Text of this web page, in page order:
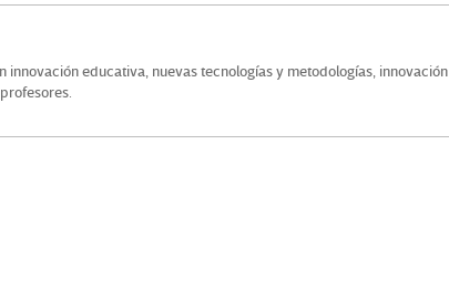
innovación educativa, nuevas tecnologías y metodologías, innovación